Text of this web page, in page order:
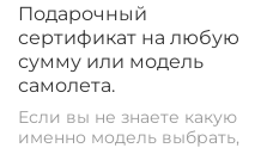
Подарочный
сертификат на любую
сумму или модель
самолета.
Если вы не знаете какую
именно модель выбрать,